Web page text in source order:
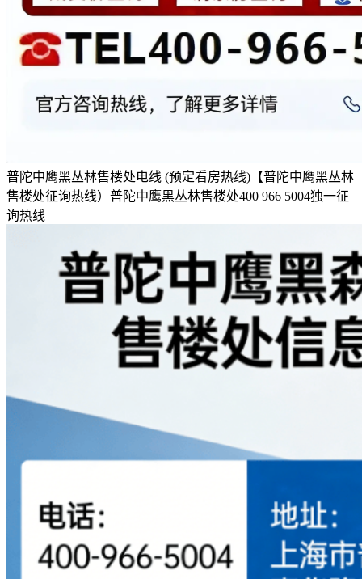
普陀中鹰黑丛林售楼处电线 (预定看房热线)【普陀中鹰黑丛林
售楼处征询热线）普陀中鹰黑丛林售楼处400 966 5004独一征
询热线